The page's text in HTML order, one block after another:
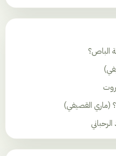
الباص؟
(ماري القصيفي)